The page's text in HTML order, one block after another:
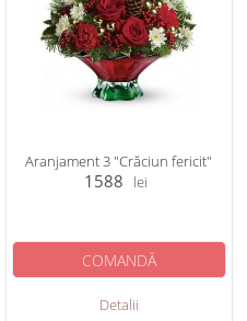
Aranjament 3 "Crăciun fericit"
1588 lei
Detalii
COMANDĂ